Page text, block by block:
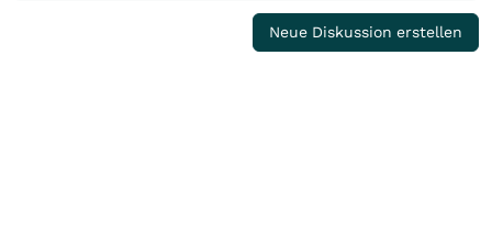
Neue Diskussion erstellen